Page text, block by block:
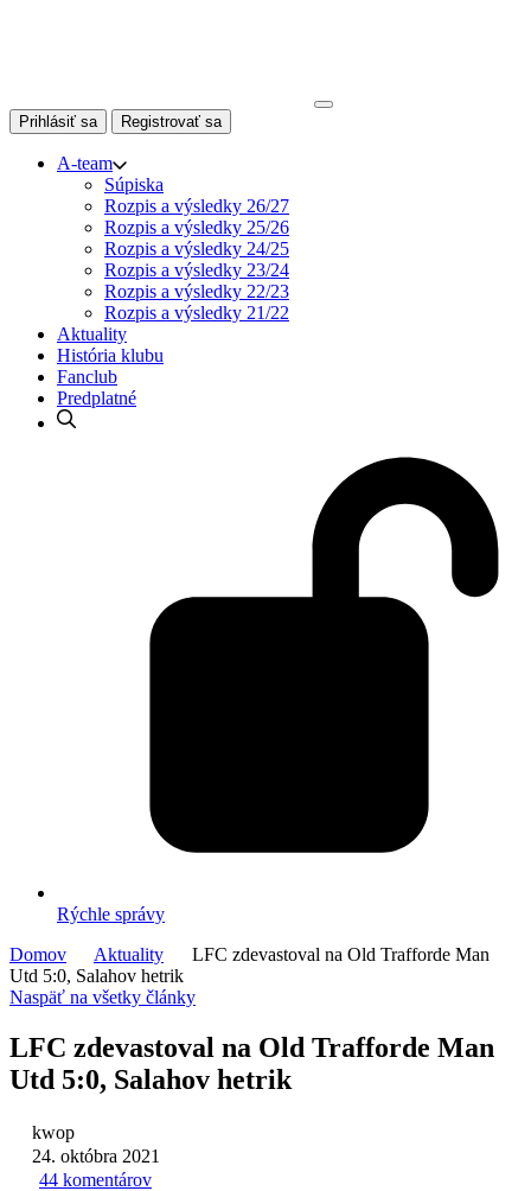
Prihlásiť sa Registrovať sa
A-team
Súpiska
Rozpis a výsledky 26/27
Rozpis a výsledky 25/26
Rozpis a výsledky 24/25
Rozpis a výsledky 23/24
Rozpis a výsledky 22/23
Rozpis a výsledky 21/22
Aktuality
História klubu
Fanclub
Predplatné
Rýchle správy
Domov
Aktuality
LFC zdevastoval na Old Trafforde Man
Utd 5:0, Salahov hetrik
Naspäť na všetky články
LFC zdevastoval na Old Trafforde Man
Utd 5:0, Salahov hetrik
kwop
24. októbra 2021
44 komentárov